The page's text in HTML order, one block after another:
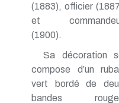
(1883), officier
et
(1900).
Sa décoration
compose d’un
vert bordé de
bandes